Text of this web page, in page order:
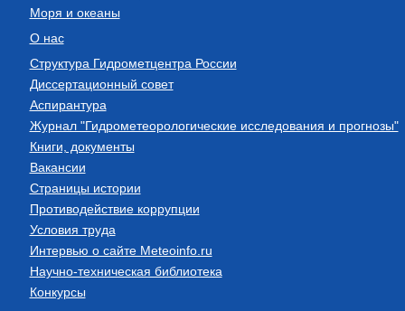
Моря и океаны
О нас
Структура Гидрометцентра России
Диссертационный совет
Аспирантура
Журнал "Гидрометеорологические исследования и прогнозы"
Книги, документы
Вакансии
Страницы истории
Противодействие коррупции
Условия труда
Интервью о сайте Meteoinfo.ru
Научно-техническая библиотека
Конкурсы